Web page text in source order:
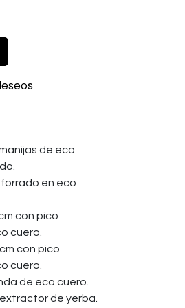
de eco
en eco
con pico
cuero.
con pico
cuero.
de eco cuero.
de yerba.